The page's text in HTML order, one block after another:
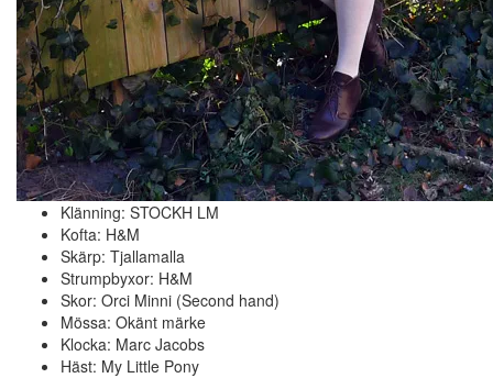
Klänning: STOCKH LM
Kofta: H&M
Skärp: Tjallamalla
Strumpbyxor: H&M
Skor: Orci Minni (Second hand)
Mössa: Okänt märke
Klocka: Marc Jacobs
Häst: My Little Pony